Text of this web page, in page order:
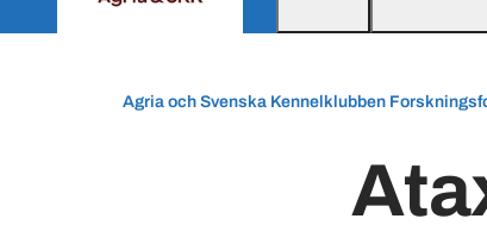
Agria och Svenska Kennelklubben